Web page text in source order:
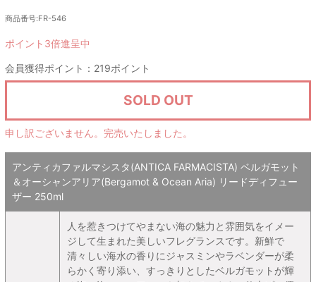
商品番号:FR-546
ポイント3倍進呈中
会員獲得ポイント：219ポイント
SOLD OUT
申し訳ございません。完売いたしました。
アンティカファルマシスタ(ANTICA FARMACISTA) ベルガモット
＆オーシャンアリア(Bergamot & Ocean Aria) リードディフュー
ザー 250ml
人を惹きつけてやまない海の魅力と雰囲気をイメー
ジして生まれた美しいフレグランスです。新鮮で
清々しい海水の香りにジャスミンやラベンダーが柔
らかく寄り添い、すっきりとしたベルガモットが輝